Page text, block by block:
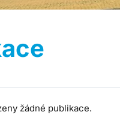
žádné publikace.